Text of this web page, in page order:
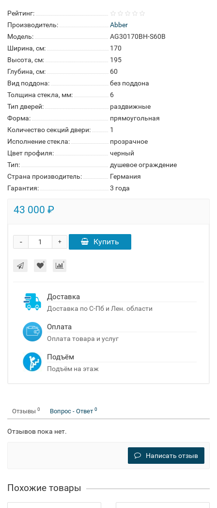
Рейтинг:
Производитель:
Abber
Модель:
AG30170BH-S60B
Ширина, см:
170
Высота, см:
195
Глубина, см:
60
Вид поддона:
без поддона
Толщина стекла, мм:
6
Тип дверей:
раздвижные
Форма:
прямоугольная
Количество секций двери:
1
Исполнение стекла:
прозрачное
Цвет профиля:
черный
Тип:
душевое ограждение
Страна производитель:
Германия
Гарантия:
3 года
43 000 ₽
+
- Купить
Доставка
Доставка по С-Пб и Лен. области
Оплата
Оплата товара и услуг
Подъём
Подъём на этаж
Отзывы 0 Вопрос - Ответ 0
Отзывов пока нет.
Написать отзыв
Похожие товары